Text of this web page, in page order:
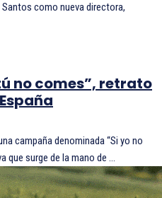
como nueva directora,
no comes”, retrato
campaña denominada “Si yo no
que surge de la mano de ...